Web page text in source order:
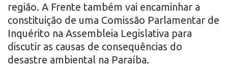
região. A Frente também vai encaminhar a
constituição de uma Comissão Parlamentar de
Inquérito na Assembleia Legislativa para
discutir as causas de consequências do
desastre ambiental na Paraíba.